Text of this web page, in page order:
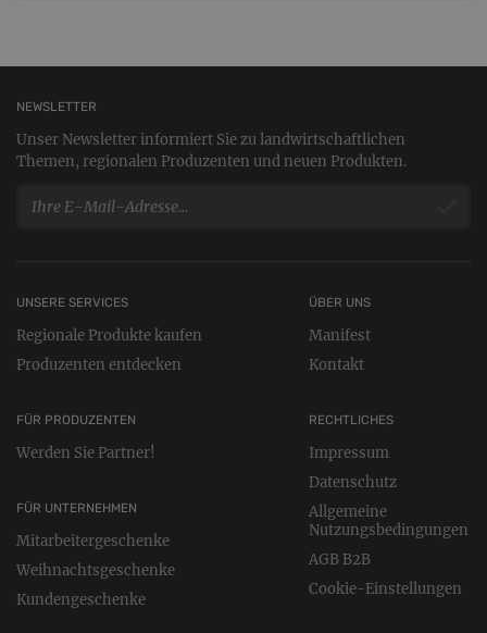
NEWSLETTER
Unser Newsletter informiert Sie zu landwirtschaftlichen
Themen, regionalen Produzenten und neuen Produkten.
UNSERE SERVICES
Regionale Produkte kaufen
Produzenten entdecken
FÜR PRODUZENTEN
Werden Sie Partner!
FÜR UNTERNEHMEN
Mitarbeitergeschenke
Weihnachtsgeschenke
Kundengeschenke
RECHTLICHES
Impressum
Datenschutz
Allgemeine
Nutzungsbedingungen
AGB B2B
Cookie-Einstellungen
ÜBER UNS
Manifest
Kontakt